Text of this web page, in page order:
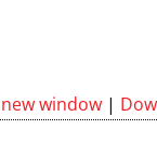
window |